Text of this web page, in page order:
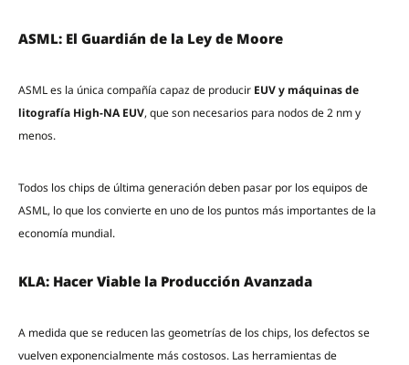
ASML: El Guardián de la Ley de Moore
ASML es la única compañía capaz de producir EUV y máquinas de
litografía High-NA EUV, que son necesarios para nodos de 2 nm y
menos.
Todos los chips de última generación deben pasar por los equipos de
ASML, lo que los convierte en uno de los puntos más importantes de la
economía mundial.
KLA: Hacer Viable la Producción Avanzada
A medida que se reducen las geometrías de los chips, los defectos se
vuelven exponencialmente más costosos. Las herramientas de